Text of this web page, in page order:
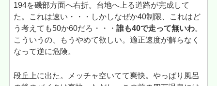
194を磯部方面へ右折。台地へ上る道路が完成して
た。これは速い・・・しかしなぜか40制限、これはど
う考えても50か60だろ・・・誰も40で走って無いわ。
こういうの、もうやめて欲しい。適正速度が解らなく
なって逆に危険。
段丘上に出た。メッチャ空いてて爽快。やっぱり風呂